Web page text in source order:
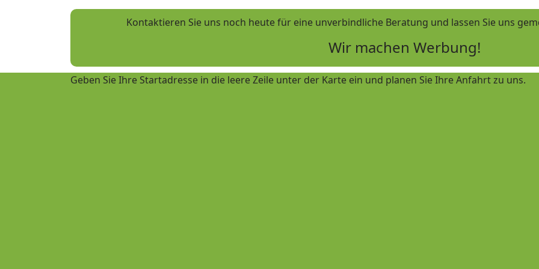
Kontaktieren Sie uns noch heute für eine unverbindliche Beratung und lassen Sie uns
Wir machen Werbung!
Geben Sie Ihre Startadresse in die leere Zeile unter der Karte ein und planen Sie Ihre Anfahrt zu uns.